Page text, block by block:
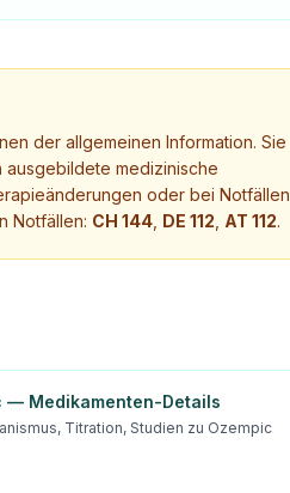
der allgemeinen Information. Sie
medizinische
oder bei Notfällen
Notfällen: CH 144 DE 112 AT 112.
— Medikamenten-Details
Titration, Studien zu Ozempic